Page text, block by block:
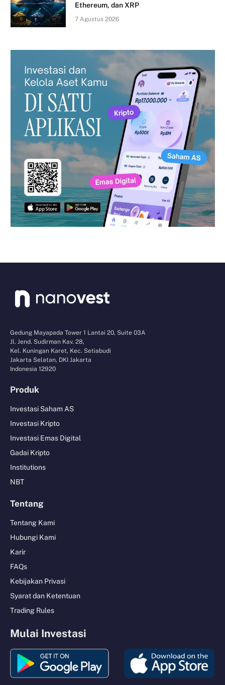
Ethereum, dan XRP
7 Agustus 2026
Gedung Mayapada Tower 1 Lantai 20, Suite 03A
Jl. Jend. Sudirman Kav. 28,
Kel. Kuningan Karet, Kec. Setiabudi
Jakarta Selatan, DKI Jakarta
Indonesia 12920
Produk
Investasi Saham AS
Investasi Kripto
Investasi Emas Digital
Gadai Kripto
Institutions
NBT
Tentang
Tentang Kami
Hubungi Kami
Karir
FAQs
Kebijakan Privasi
Syarat dan Ketentuan
Trading Rules
Mulai Investasi